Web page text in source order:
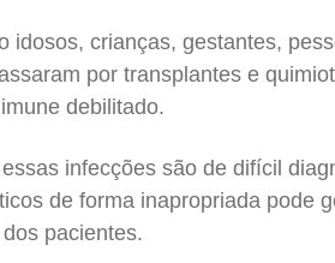
idosos, crianças, gestantes,
por transplantes e
debilitado.
infecções são de difícil
de forma inapropriada pode
pacientes.